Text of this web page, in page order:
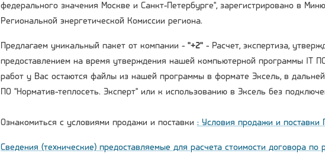
федерального значения Москве и Санкт-Петербурге", зарегистрировано в
Региональной энергетической Комиссии региона.
Предлагаем уникальный пакет от компании - "+2" - Расчет, экспертиза,
предоставлением на время утверждения нашей компьютерной программы IT
работ у Вас остаются файлы из нашей программы в формате Эксель, в
ПО "Норматив-теплосеть. Эксперт" или к использованию в Эксель без
Oзнакомиться с условиями продажи и поставки : Условия продажи и
Сведения (технические) предоставляемые для расчета стоимости договора